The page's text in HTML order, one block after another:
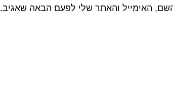
האימייל והאתר שלי לפעם הבאה שאגיב.